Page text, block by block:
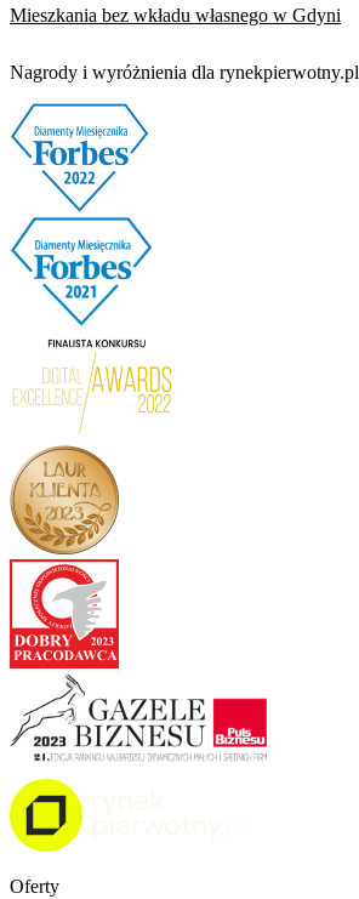
Mieszkania bez wkładu własnego w Gdyni
Nagrody i wyróżnienia dla rynekpierwotny.pl
Oferty